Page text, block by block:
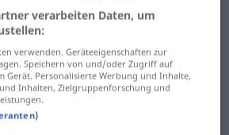
beim Nähen
verarbeiten Daten, um
verwenden. Geräteeigenschaften zur
Speichern von und/oder Zugriff auf
Gerät. Personalisierte Werbung und Inhalte,
Inhalten, Zielgruppenforschung und